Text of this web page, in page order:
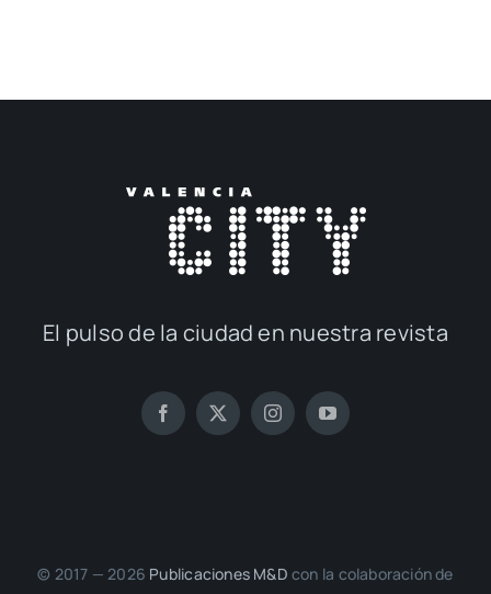
El pul­so de la ciu­dad en nues­tra revis­ta
© 2017 — 2026 Publi­ca­cio­nes M&D con la cola­bo­ra­ción de